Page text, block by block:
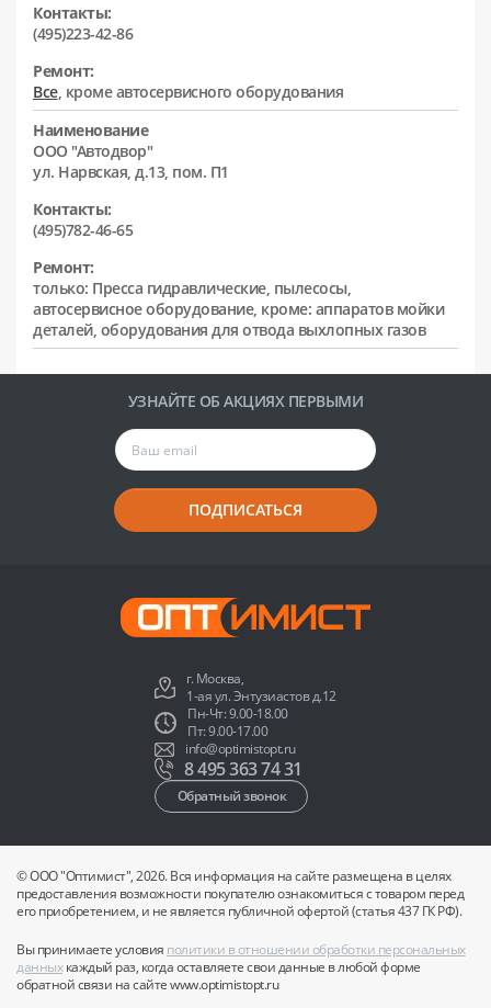
Контакты:
(495)223-42-86
Ремонт:
Все, кроме автосервисного оборудования
Наименование
ООО "Автодвор"
ул. Нарвская, д.13, пом. П1
Контакты:
(495)782-46-65
Ремонт:
только: Пресса гидравлические, пылесосы,
автосервисное оборудование, кроме: аппаратов мойки
деталей, оборудования для отвода выхлопных газов
УЗНАЙТЕ ОБ АКЦИЯХ ПЕРВЫМИ
ПОДПИСАТЬСЯ
г. Москва,
1-ая ул. Энтузиастов д.12
Пн-Чт: 9.00-18.00
Пт: 9.00-17.00
info@optimistopt.ru
8 495 363 74 31
Обратный звонок
© ООО "Оптимист", 2026. Вся информация на сайте размещена в целях
предоставления возможности покупателю ознакомиться с товаром перед
его приобретением, и не является публичной офертой (статья 437 ГК РФ).
Вы принимаете условия политики в отношении обработки персональных
данныхкаждый раз, когда оставляете свои данные в любой форме
обратной связи на сайте www.optimistopt.ru